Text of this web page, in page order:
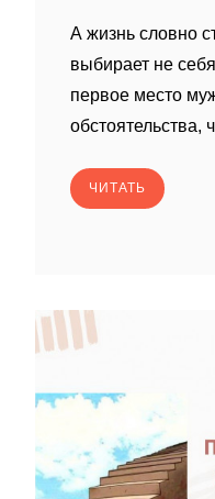
А жизнь словно
выбирает не
первое место
обстоятельства,
ЧИТАТЬ